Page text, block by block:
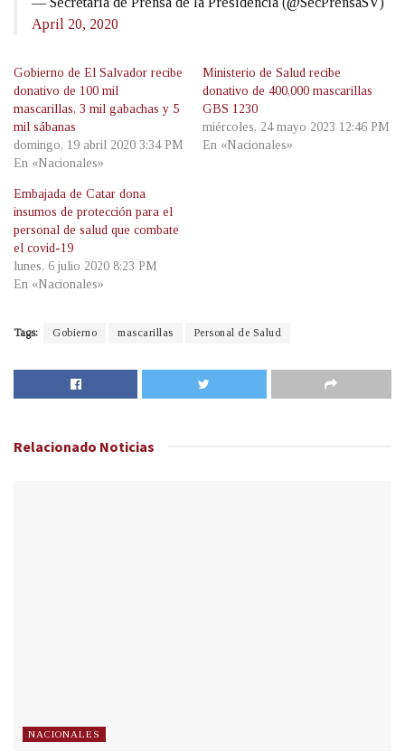
April 20, 2020
Gobierno de El Salvador recibe
donativo de 100 mil
mascarillas, 3 mil gabachas y 5
mil sábanas
domingo, 19 abril 2020 3:34 PM
En «Nacionales»
Ministerio de Salud recibe
donativo de 400,000 mascarillas
GBS 1230
miércoles, 24 mayo 2023 12:46 PM
En «Nacionales»
Embajada de Catar dona
insumos de protección para el
personal de salud que combate
el covid-19
lunes, 6 julio 2020 8:23 PM
En «Nacionales»
Tags: Gobierno mascarillas Personal de Salud
Relacionado Noticias
NACIONALES